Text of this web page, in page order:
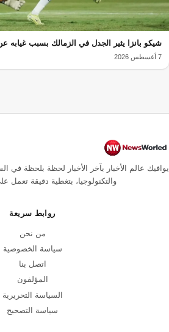
شيكو بانزا يثير الجدل في الزمالك بسبب غيابه
7 أغسطس 2026
يوافيك عالم الأخبار بآخر الأخبار لحظة بلحظة في
والتكنولوجيا، بتغطية دقيقة تعمل
روابط سريعة
من نحن
سياسة الخصوصية
اتصل بنا
المؤلفون
السياسة التحريرية
سياسة التصحيح